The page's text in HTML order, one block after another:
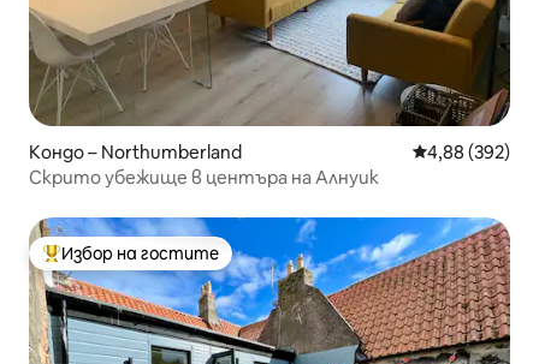
Кондо – Northumberland Средна
4,88 (392)
Скрито убежище в центъра на Алнуик
Най-популярен избор на гостите
Избор на гостите